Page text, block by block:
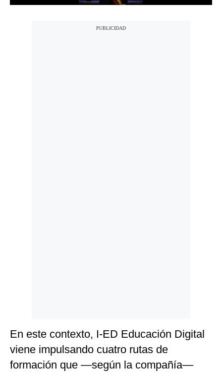
En este contexto, I-ED Educación Digital
viene impulsando cuatro rutas de
formación que —según la compañía—